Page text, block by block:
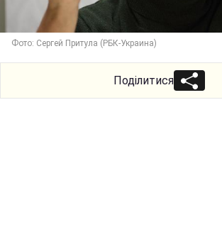
Фото: Сергей Притула (РБК-Украина)
Поділитися